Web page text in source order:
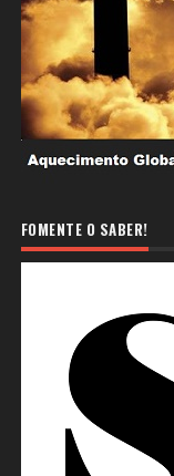
FOMENTE O SABER!